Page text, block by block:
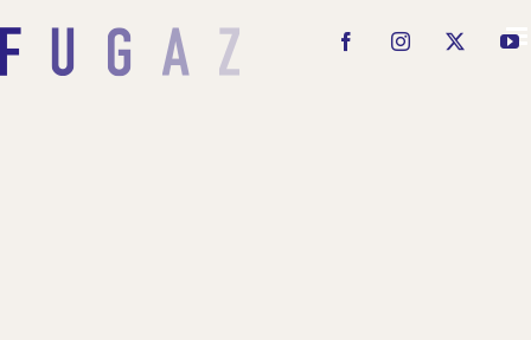
al
contenido
FacebookInstagram